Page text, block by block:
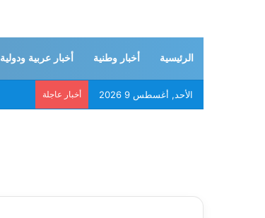
الرئيسية أخبار وطنية أخبار عربية ودولية
الأحد, أغسطس 9 2026 أخبار عاجلة